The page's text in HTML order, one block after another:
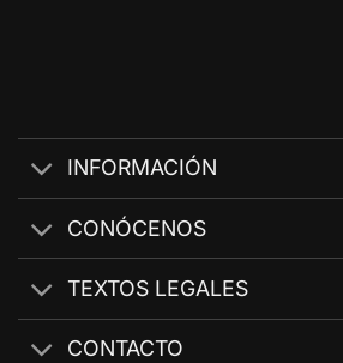
INFORMACIÓN
CONÓCENOS
TEXTOS LEGALES
CONTACTO